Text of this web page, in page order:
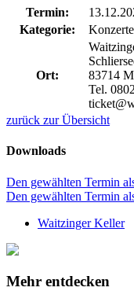
Termin:
Kategorie:
Konzerte
Ort:
83714
Tel.
zurück zur Übersicht
Downloads
Den gewählten Termin
Den gewählten Termin
Waitzinger Keller
Mehr entdecken